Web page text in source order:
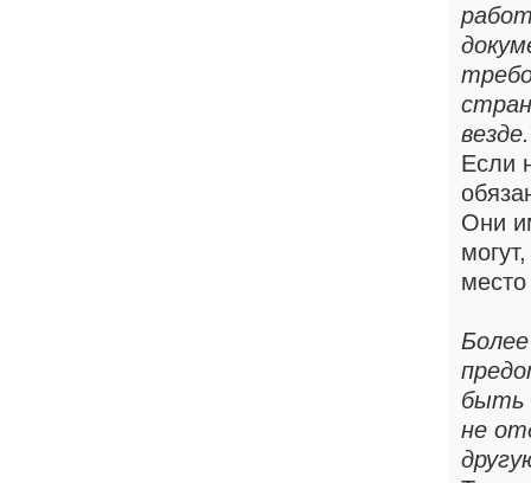
везде.
Если
Они
быть
не